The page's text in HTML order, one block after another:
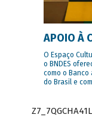
APOIO À
O Espaço
o BNDES
como o
do Brasil e